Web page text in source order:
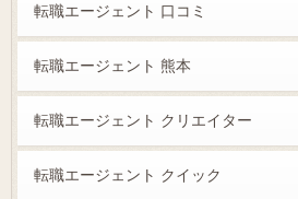
転職エージェント 口コミ
転職エージェント 熊本
転職エージェント クリエイター
転職エージェント クイック